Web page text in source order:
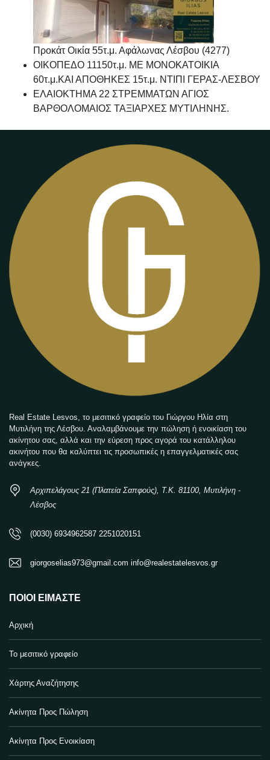
Προκάτ Οικία 55τ.μ. Αφάλωνας Λέσβου (4277)
ΟΙΚΟΠΕΔΟ 11150τ.μ. ΜΕ ΜΟΝΟΚΑΤΟΙΚΙΑ
60τ.μ.ΚΑΙ ΑΠΟΘΗΚΕΣ 15τ.μ. ΝΤΙΠΙ ΓΕΡΑΣ-ΛΕΣΒΟΥ
ΕΛΑΙΟΚΤΗΜΑ 22 ΣΤΡΕΜΜΑΤΩΝ ΑΓΙΟΣ
ΒΑΡΘΟΛΟΜΑΙΟΣ ΤΑΞΙΑΡΧΕΣ ΜΥΤΙΛΗΝΗΣ.
Real Estate Lesvos, το μεσιτικό γραφείο του Γιώργου Ηλία στη
Μυτιλήνη της Λέσβου. Αναλαμβάνουμε την πώληση ή ενοικίαση του
ακίνητου σας, αλλά και την εύρεση προς αγορά του κατάλληλου
ακινήτου που θα καλύπτει τις προσωπικές η επαγγελματικές σας
ανάγκες.
Αρχιπελάγους 21 (Πλατεία Σαπφούς), Τ.Κ. 81100, Μυτιλήνη -
Λέσβος
(0030) 6934962587 2251020151
giorgoselias973@gmail.com info@realestatelesvos.gr
ΠΟΙΟΙ ΕΊΜΑΣΤΕ
Αρχική
Το μεσιτικό γραφείο
Χάρτης Αναζήτησης
Ακίνητα Προς Πώληση
Ακίνητα Προς Ενοικίαση